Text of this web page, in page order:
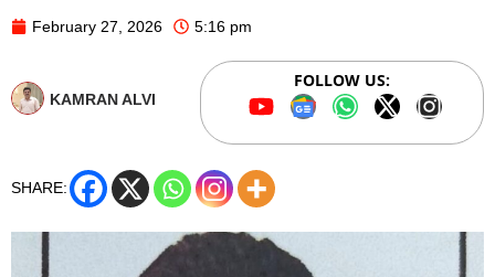
February 27, 2026 5:16 pm
KAMRAN ALVI
FOLLOW US:
SHARE: